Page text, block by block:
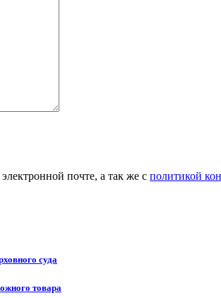
почте, а так же с политикой
суда
товара